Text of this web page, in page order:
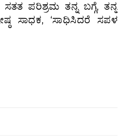
ಪರಿಶ್ರಮ ತನ್ನ ಬಗ್ಗೆ, ತನ್ನ
ಸಾಧಕ, ‘ಸಾಧಿಸಿದರೆ ಸಪಳ